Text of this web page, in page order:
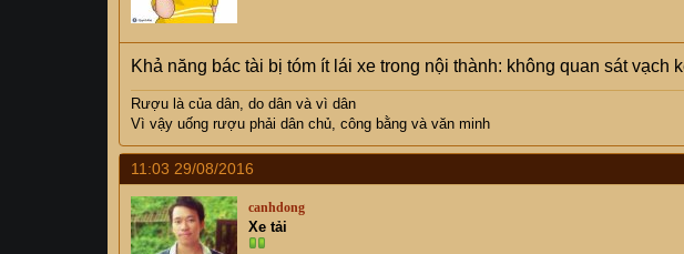
Khả năng bác tài bị tóm ít lái xe trong nội thành: không quan sát vạch
Rượu là của dân, do dân và vì dân
Vì vậy uống rượu phải dân chủ, công bằng và văn minh
11:03 29/08/2016
canhdong
Xe tải